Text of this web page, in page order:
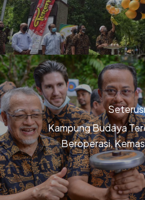
Kampung Budaya
Beroperasi,